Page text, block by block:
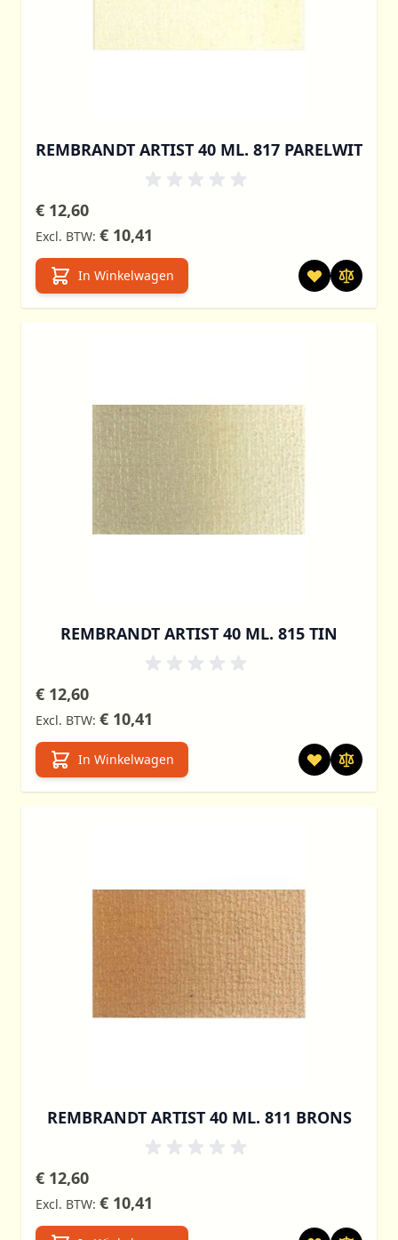
REMBRANDT ARTIST 40 ML. 817 PARELWIT
€ 12,60
€ 10,41
In Winkelwagen
REMBRANDT ARTIST 40 ML. 815 TIN
€ 12,60
€ 10,41
In Winkelwagen
REMBRANDT ARTIST 40 ML. 811 BRONS
€ 12,60
€ 10,41